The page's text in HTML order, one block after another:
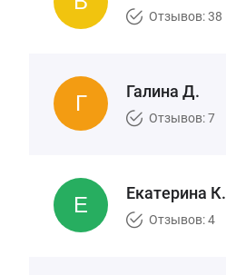
Отзывов: 38
Галина Д.
Отзывов: 7
Екатерина К.
Отзывов: 4